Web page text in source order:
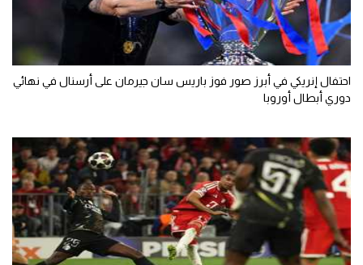
احتفال إنريكي في أبرز صور فوز باريس سان جيرمان على أرسنال في نهائي
دوري أبطال أوروبا